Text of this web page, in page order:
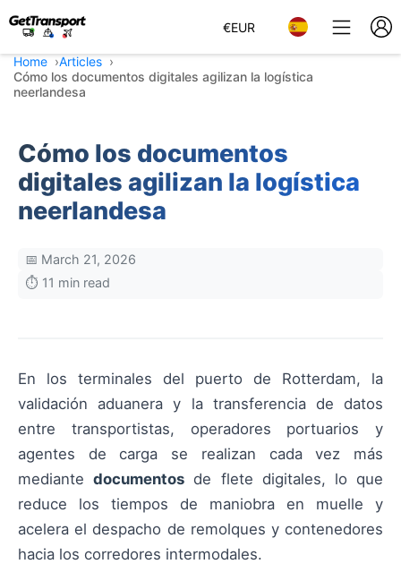
€EUR
Home
Articles
Cómo los documentos digitales agilizan la logística
neerlandesa
Cómo los documentos
digitales agilizan la logística
neerlandesa
📅 March 21, 2026
⏱️ 11 min read
En los terminales del puerto de Rotterdam, la
validación aduanera y la transferencia de datos
entre transportistas, operadores portuarios y
agentes de carga se realizan cada vez más
mediantedocumentos de flete digitales, lo que
reduce los tiempos de maniobra en muelle y
acelera el despacho de remolques y contenedores
hacia los corredores intermodales.